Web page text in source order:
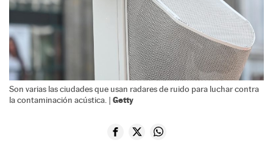
Son varias las ciudades que usan radares de ruido para luchar contra
la contaminación acústica. | Getty